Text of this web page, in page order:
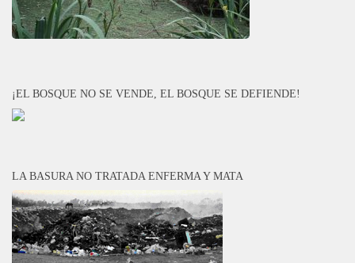
¡EL BOSQUE NO SE VENDE, EL BOSQUE SE DEFIENDE!
LA BASURA NO TRATADA ENFERMA Y MATA